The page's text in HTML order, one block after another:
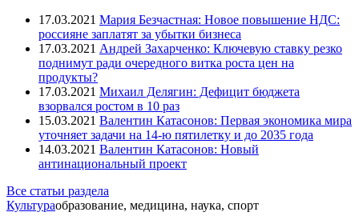
17.03.2021 Мария Безчастная: Новое повышение НДС:
россияне заплатят за убытки бизнеса
17.03.2021 Андрей Захарченко: Ключевую ставку резко
поднимут ради очередного витка роста цен на
продукты?
17.03.2021 Михаил Делягин: Дефицит бюджета
взорвался ростом в 10 раз
15.03.2021 Валентин Катасонов: Первая экономика мира
уточняет задачи на 14-ю пятилетку и до 2035 года
14.03.2021 Валентин Катасонов: Новый
антинациональный проект
Все статьи раздела
Культураобразование, медицина, наука, спорт